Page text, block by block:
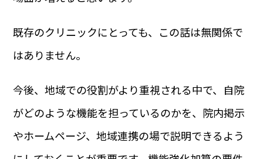
既存のクリニックにとっても、この話は無関係で
はありません。
今後、地域での役割がより重視される中で、自院
がどのような機能を担っているのかを、院内掲示
やホームページ、地域連携の場で説明できるよう